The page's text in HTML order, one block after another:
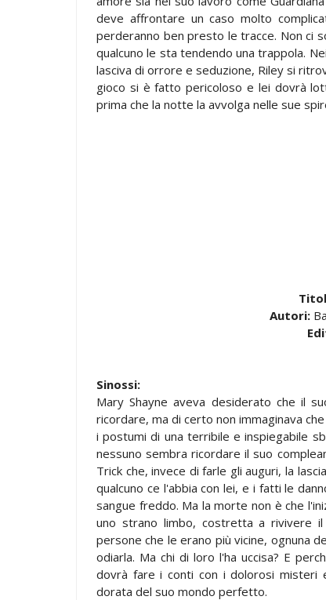
deve affrontare un caso molto
perderanno ben presto le tracce. Non ci
qualcuno le sta tendendo una trappola.
lasciva di orrore e seduzione, Riley si
gioco si è fatto pericoloso e lei dovrà
prima che la notte la avvolga nelle sue
Autori:
Sinossi:
Mary Shayne aveva desiderato che il
ricordare, ma di certo non immaginava
i postumi di una terribile e inspiegabile
nessuno sembra ricordare il suo
Trick che, invece di farle gli auguri, la
qualcuno ce l'abbia con lei, e i fatti le
sangue freddo. Ma la morte non è che
uno strano limbo, costretta a rivivere
persone che le erano più vicine, ognuna
odiarla. Ma chi di loro l'ha uccisa? E
dovrà fare i conti con i dolorosi misteri
dorata del suo mondo perfetto.